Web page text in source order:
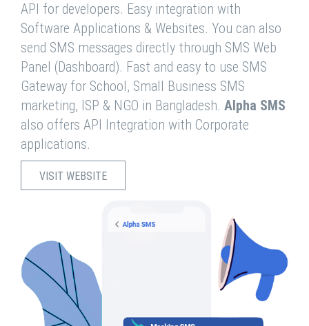
API for developers. Easy integration with
Software Applications & Websites. You can also
send SMS messages directly through SMS Web
Panel (Dashboard). Fast and easy to use SMS
Gateway for School, Small Business SMS
marketing, ISP & NGO in Bangladesh. Alpha SMS
also offers API Integration with Corporate
applications.
VISIT WEBSITE